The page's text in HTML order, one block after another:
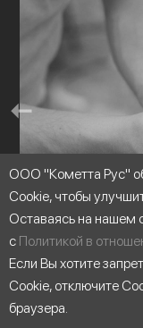
ООО "Кометта Рус"
Cookie, чтобы
Оставаясь на нашем
с Политикой в
Если Вы хотите
Cookie, отключите
браузера.